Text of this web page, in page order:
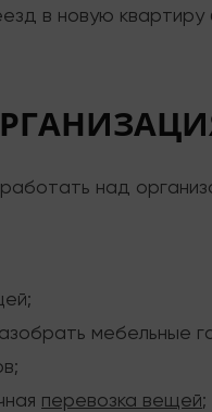
в новую
над
мебельные
перевозка вещей;